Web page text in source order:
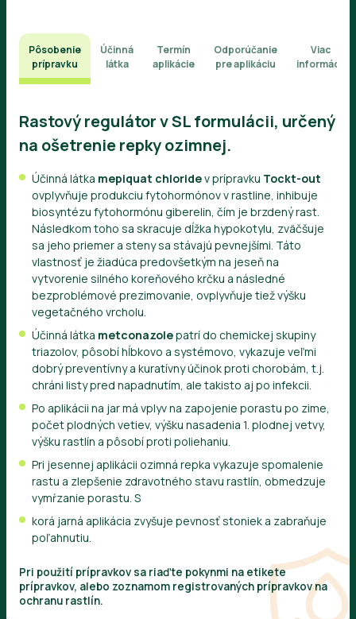
Pôsobenie
prípravku
Účinná
látka
Termín
aplikácie
Odporúčanie
pre aplikáciu
Viac
informácií
Rastový regulátor v SL formulácii, určený
na ošetrenie repky ozimnej.
Účinná látka mepiquat chloridev prípravku Tockt-out
ovplyvňuje produkciu fytohormónov v rastline, inhibuje
biosyntézu fytohormónu giberelin, čím je brzdený rast.
Následkom toho sa skracuje dĺžka hypokotylu, zväčšuje
sa jeho priemer a steny sa stávajú pevnejšími. Táto
vlastnosť je žiadúca predovšetkým na jeseň na
vytvorenie silného koreňového krčku a následné
bezproblémové prezimovanie, ovplyvňuje tiež výšku
vegetačného vrcholu.
Účinná látka metconazolepatrí do chemickej skupiny
triazolov, pôsobí hĺbkovo a systémovo, vykazuje veľmi
dobrý preventívny a kuratívny účinok proti chorobám, t.j.
chráni listy pred napadnutím, ale takisto aj po infekcii.
Po aplikácii na jar má vplyv na zapojenie porastu po zime,
počet plodných vetiev, výšku nasadenia 1. plodnej vetvy,
výšku rastlín a pôsobí proti poliehaniu.
Pri jesennej aplikácii ozimná repka vykazuje spomalenie
rastu a zlepšenie zdravotného stavu rastlín, obmedzuje
vymŕzanie porastu. S
korá jarná aplikácia zvyšuje pevnosť stoniek a zabraňuje
poľahnutiu.
Pri použití prípravkov sa riaďte pokynmi na etikete
prípravkov, alebo zoznamom registrovaných prípravkov na
ochranu rastlín.